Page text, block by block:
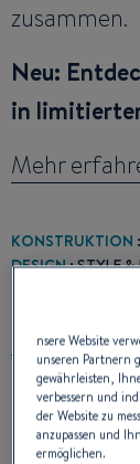
zusammen.
Neu:
in
Mehr
KONSTRUKTION
DESIGN: STYLE
PREIS(E)
nsere Website
unseren Partnern
gewährleisten,
verbessern und
der Website zu
anzupassen und
ermöglichen.